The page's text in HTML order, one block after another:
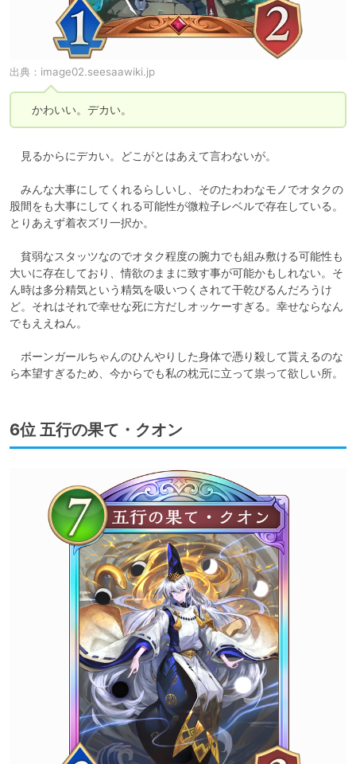
出典： image02.seesaawiki.jp
かわいい。デカい。
見るからにデカい。どこがとはあえて言わないが。
みんな大事にしてくれるらしいし、そのたわわなモノでオタクの
股間をも大事にしてくれる可能性が微粒子レベルで存在している。
とりあえず着衣ズリ一択か。
貧弱なスタッツなのでオタク程度の腕力でも組み敷ける可能性も
大いに存在しており、情欲のままに致す事が可能かもしれない。そ
ん時は多分精気という精気を吸いつくされて干乾びるんだろうけ
ど。それはそれで幸せな死に方だしオッケーすぎる。幸せならなん
でもええねん。
ボーンガールちゃんのひんやりした身体で憑り殺して貰えるのな
ら本望すぎるため、今からでも私の枕元に立って祟って欲しい所。
6位 五行の果て・クオン